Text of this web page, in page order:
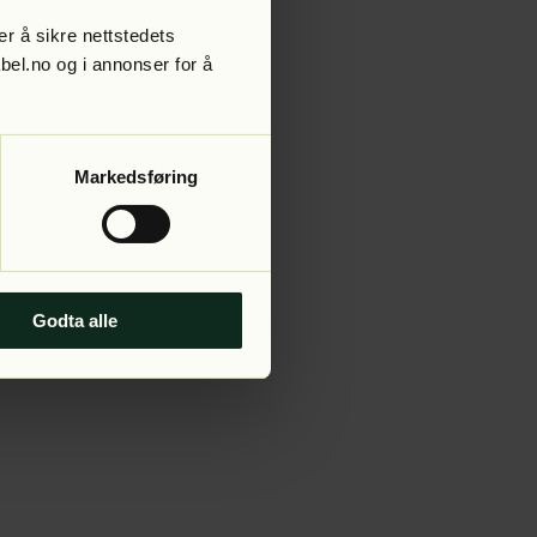
å sikre nettstedets
og i annonser for å
Markedsføring
Godta alle